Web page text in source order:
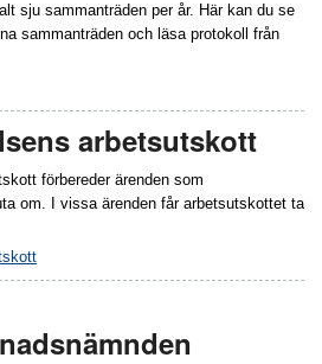
sju sammanträden per år. Här kan du se
sammanträden och läsa protokoll från
arbetsutskott
förbereder ärenden som
om. I vissa ärenden får arbetsutskottet ta